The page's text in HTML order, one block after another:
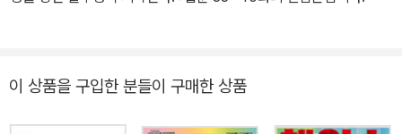
이 상품을 구입한 분들이 구매한 상품